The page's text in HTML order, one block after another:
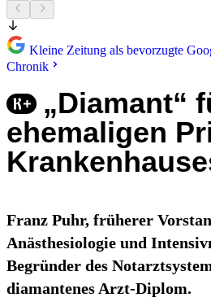
Kleine Zeitung als bevorzugte
Chronik
„Diamant“
ehemaligen
Franz Puhr, früherer
Anästhesiologie und
Begründer des
diamantenes Arzt-Diplom.